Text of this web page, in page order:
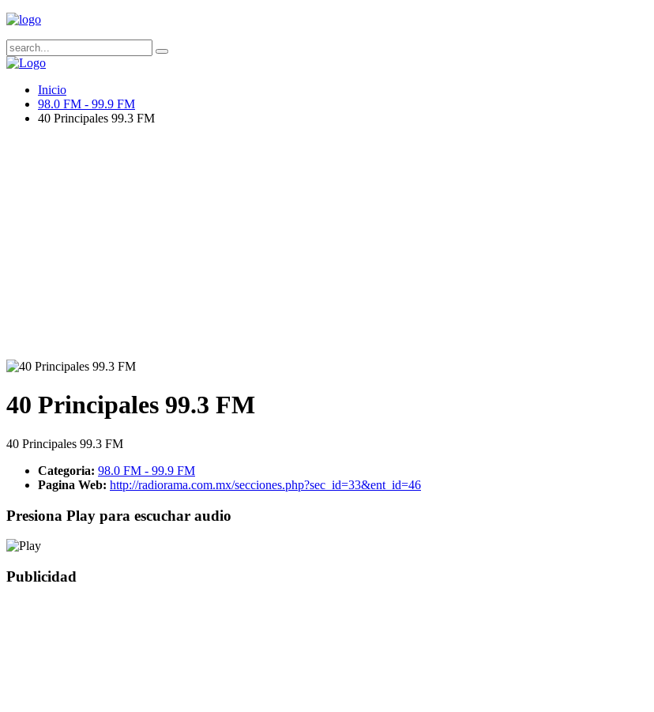
Inicio
98.0 FM - 99.9 FM
40 Principales 99.3 FM
40 Principales 99.3 FM
40 Principales 99.3 FM
Categoria: 98.0 FM - 99.9 FM
Pagina Web: http://radiorama.com.mx/secciones.php?sec_id=33&ent_id=46
Presiona Play para escuchar audio
Publicidad